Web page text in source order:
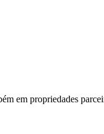
em propriedades